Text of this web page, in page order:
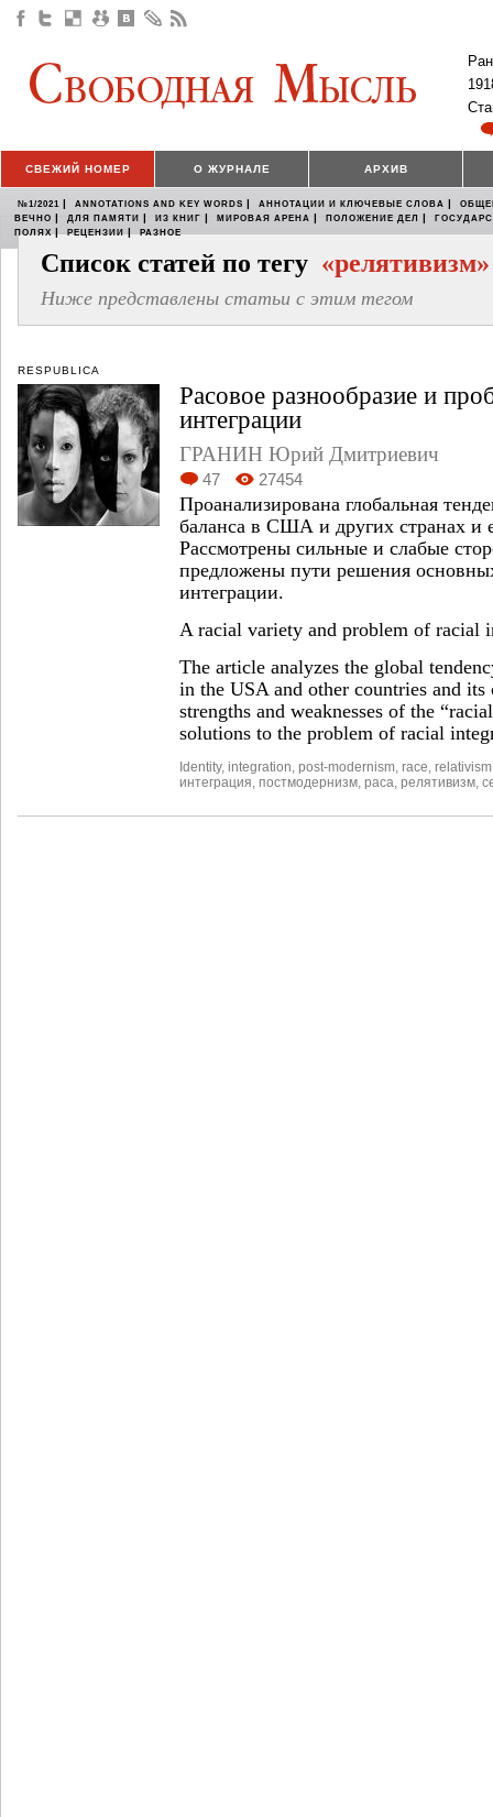
СВЕЖИЙ НОМЕР О ЖУРНАЛЕ АРХИВ
№1/2021 | ANNOTATIONS AND KEY WORDS | АННОТАЦИИ И КЛЮЧЕВЫЕ СЛОВА |
ВЕЧНО | ДЛЯ ПАМЯТИ | ИЗ КНИГ | МИРОВАЯ АРЕНА | ПОЛОЖЕНИЕ ДЕЛ |
ПОЛЯХ | РЕЦЕНЗИИ | РАЗНОЕ
Список статей по тегу «релятивизм»
Ниже представлены статьи с этим тегом
RESPUBLICA
Расовое разнообразие и
интеграции
ГРАНИН Юрий Дмитриевич
47 27454
Проанализирована глобальная
баланса в США и других странах и
Рассмотрены сильные и слабые
предложены пути решения
интеграции.
A racial variety and problem of racial
The article analyzes the global
in the USA and other countries and its
strengths and weaknesses of the
solutions to the problem of racial
Identity, integration post-modernism race relativism
интеграция постмодернизм раса релятивизм